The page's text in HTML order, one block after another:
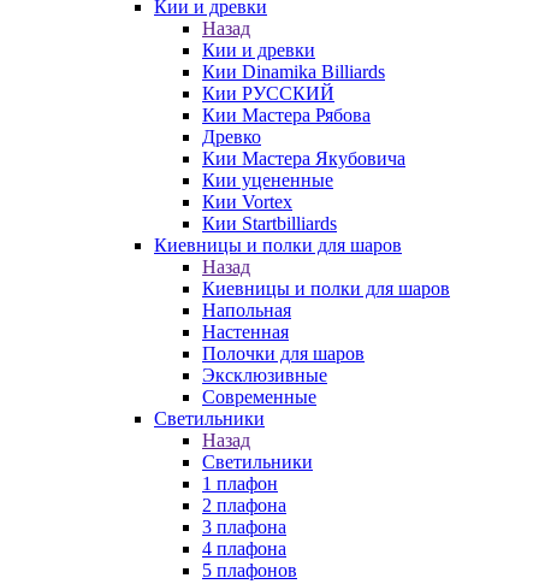
Кии и древки
Назад
Кии и древки
Кии Dinamika Billiards
Кии РУССКИЙ
Кии Мастера Рябова
Древко
Кии Мастера Якубовича
Кии уцененные
Кии Vortex
Кии Startbilliards
Киевницы и полки для шаров
Назад
Киевницы и полки для шаров
Напольная
Настенная
Полочки для шаров
Эксклюзивные
Современные
Светильники
Назад
Светильники
1 плафон
2 плафона
3 плафона
4 плафона
5 плафонов